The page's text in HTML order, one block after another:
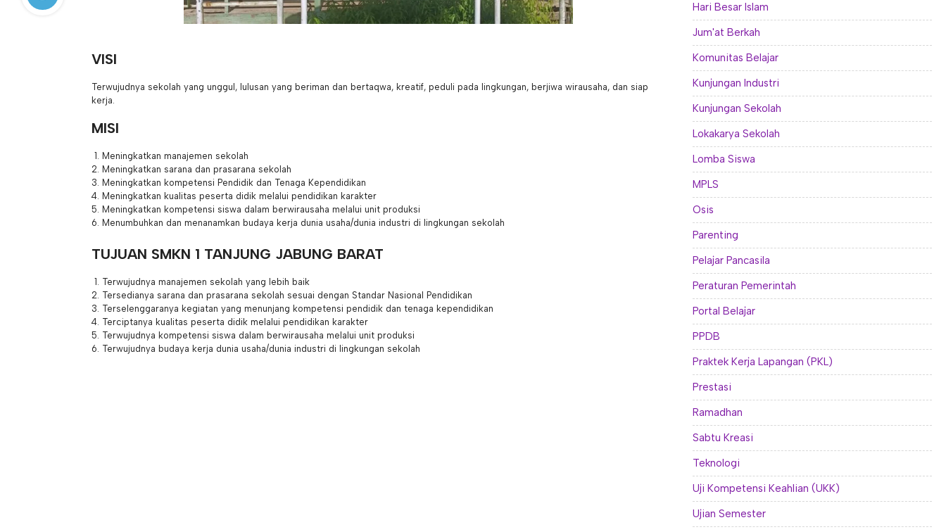
VISI
Terwujudnya sekolah yang unggul, lulusan yang beriman dan bertaqwa, kreatif, peduli pada lingkungan, berjiwa wirausaha, dan siap
kerja.
MISI
Meningkatkan manajemen sekolah
Meningkatkan sarana dan prasarana sekolah
Meningkatkan kompetensi Pendidik dan Tenaga Kependidikan
Meningkatkan kualitas peserta didik melalui pendidikan karakter
Meningkatkan kompetensi siswa dalam berwirausaha melalui unit produksi
Menumbuhkan dan menanamkan budaya kerja dunia usaha/dunia industri di lingkungan sekolah
TUJUAN SMKN 1 TANJUNG JABUNG BARAT
Terwujudnya manajemen sekolah yang lebih baik
Tersedianya sarana dan prasarana sekolah sesuai dengan Standar Nasional Pendidikan
Terselenggaranya kegiatan yang menunjang kompetensi pendidik dan tenaga kependidikan
Terciptanya kualitas peserta didik melalui pendidikan karakter
Terwujudnya kompetensi siswa dalam berwirausaha melalui unit produksi
Terwujudnya budaya kerja dunia usaha/dunia industri di lingkungan sekolah
Hari Besar Islam
Jum'at Berkah
Komunitas Belajar
Kunjungan Industri
Kunjungan Sekolah
Lokakarya Sekolah
Lomba Siswa
MPLS
Osis
Parenting
Pelajar Pancasila
Peraturan Pemerintah
Portal Belajar
PPDB
Praktek Kerja Lapangan (PKL)
Prestasi
Ramadhan
Sabtu Kreasi
Teknologi
Uji Kompetensi Keahlian (UKK)
Ujian Semester